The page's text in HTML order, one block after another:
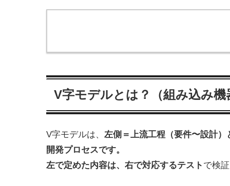
V字モデルとは？（組み込み機
V字モデルは、 左側＝上流工程（要件〜設計
開発プロセスです。
左で定めた内容は、右で対応するテスト で検証